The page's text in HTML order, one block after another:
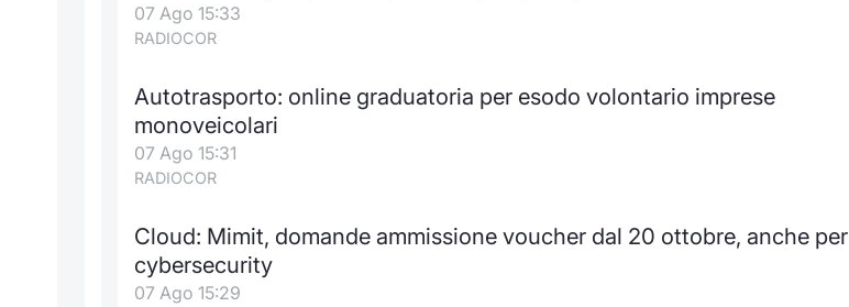
07 Ago 15:33
RADIOCOR
Autotrasporto: online graduatoria per esodo volontario imprese
monoveicolari
07 Ago 15:31
RADIOCOR
Cloud: Mimit, domande ammissione voucher dal 20 ottobre, anche per
cybersecurity
07 Ago 15:29